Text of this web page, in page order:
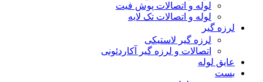
لوله و اتصالات پوش فیت
لوله و اتصالات تک لایه
لرزه گیر
لرزه گیر لاستیکی
اتصالات و لرزه گیر آکاردئونی
عایق لوله
بست